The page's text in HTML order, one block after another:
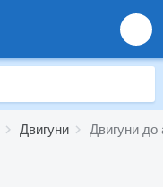
Двигуни Двигуни до